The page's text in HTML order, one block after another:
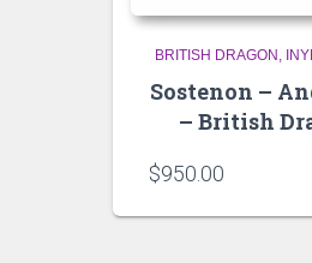
BRITISH DRAGON
Sostenon –
– British
$950.00